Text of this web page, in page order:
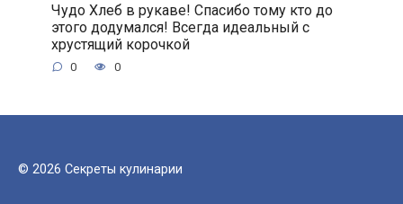
Чудо Хлеб в рукаве! Спасибо тому кто до
этого додумался! Всегда идеальный с
хрустящий корочкой
0 0
© 2026 Секреты кулинарии